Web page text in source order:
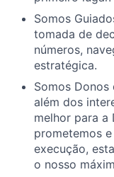
Somos
tomada de
números,
estratégica.
Somos Donos
além dos
melhor para a
prometemos
execução,
o nosso